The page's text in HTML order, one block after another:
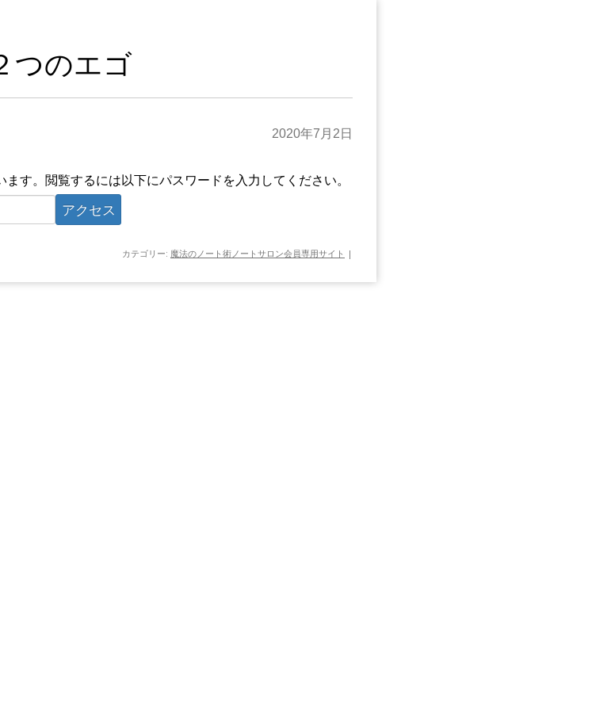
つのエゴ
2020年7月2日
す。閲覧するには以下にパスワードを入力してください。
カテゴリー: 魔法のノート術ノートサロン会員専用サイト |